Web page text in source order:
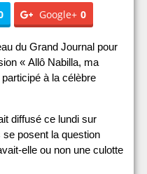
Google+ 0
du Grand Journal pour
« Allô Nabilla, ma
à la célèbre
diffusé ce lundi sur
se posent la question
elle ou non une culotte